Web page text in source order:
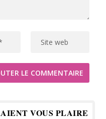
VOUS PLAIRE